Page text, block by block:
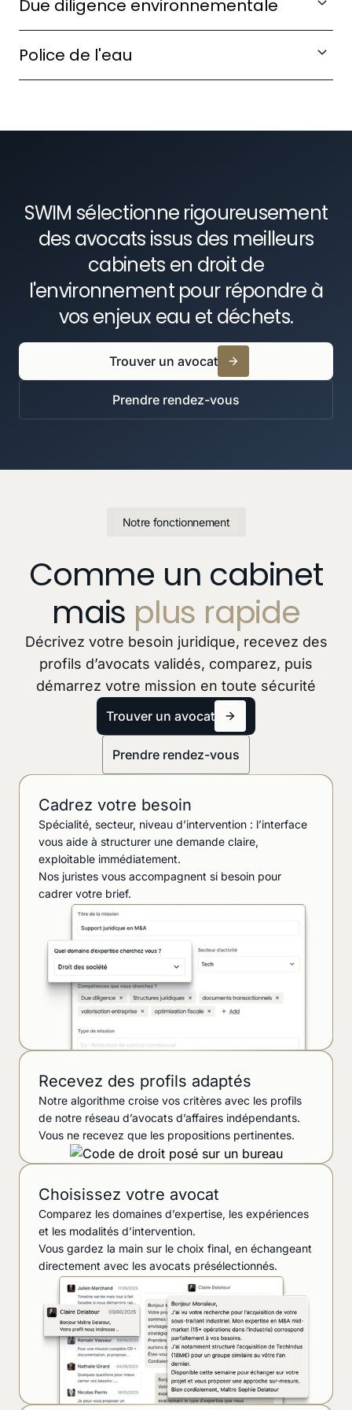
délégation de service public eau et
assainissement ou marchés de collecte.
Due diligence environnementale
environnementaux dans le cadre de vos
opérations M&A ou acquisitions de sites.
Police de l'eau
SWIM sélectionne rigoureusement
des avocats issus des meilleurs
cabinets en droit de
l'environnement pour répondre à
vos enjeux eau et déchets.
Trouver un avocat
Prendre rendez-vous
Cadrez votre besoin
Spécialité, secteur, niveau d’intervention : l’interface
vous aide à structurer une demande claire,
exploitable immédiatement.
Nos juristes vous accompagnent si besoin pour
cadrer votre brief.
Recevez des profils adaptés
Notre algorithme croise vos critères avec les profils
de notre réseau d’avocats d’affaires indépendants.
Vous ne recevez que les propositions pertinentes.
Choisissez votre avocat
Comparez les domaines d’expertise, les expériences
et les modalités d’intervention.
Vous gardez la main sur le choix final, en échangeant
directement avec les avocats présélectionnés.
Notre fonctionnement
Comme un cabinet
mais plus rapide
Décrivez votre besoin juridique, recevez des
profils d’avocats validés, comparez, puis
démarrez votre mission en toute sécurité
Trouver un avocat
Prendre rendez-vous